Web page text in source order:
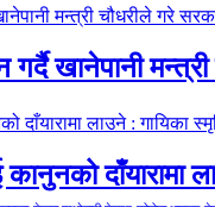
खानेपानी
कानुनको दाँयारामा